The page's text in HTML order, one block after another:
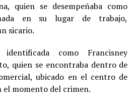
quien se desempeñaba como
en su lugar de trabajo,
sicario.
como Francisney
quien se encontraba dentro de
ubicado en el centro de
el momento del crimen.